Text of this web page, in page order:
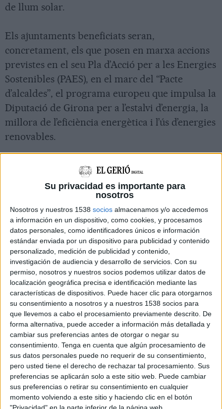
Su privacidad es importante para
nosotros
Nosotros y nuestros 1538 socios almacenamos y/o accedemos
a información en un dispositivo, como cookies, y procesamos
datos personales, como identificadores únicos e información
estándar enviada por un dispositivo para publicidad y contenido
personalizado, medición de publicidad y contenido,
investigación de audiencia y desarrollo de servicios. Con su
permiso, nosotros y nuestros socios podemos utilizar datos de
localización geográfica precisa e identificación mediante las
características de dispositivos. Puede hacer clic para otorgarnos
su consentimiento a nosotros y a nuestros 1538 socios para
que llevemos a cabo el procesamiento previamente descrito. De
forma alternativa, puede acceder a información más detallada y
cambiar sus preferencias antes de otorgar o negar su
consentimiento. Tenga en cuenta que algún procesamiento de
sus datos personales puede no requerir de su consentimiento,
pero usted tiene el derecho de rechazar tal procesamiento. Sus
preferencias se aplicarán solo a este sitio web. Puede cambiar
sus preferencias o retirar su consentimiento en cualquier
momento volviendo a este sitio y haciendo clic en el botón
"Privacidad" en la parte inferior de la página web.
de llum solar.
Els ajuntaments beneficiats seran,
concretament, els que posen en marxa accions
previstes en el seu Pla d’Acció per a les Energies
Sostenibles (PAES), en el marc del “Pacte
d’alcaldes”, el programa europeu que impulsa la
Diputació de Girona per a l’estalvi d’energia, la
millora de l’eficiència energètica i l’ús d’energies
renovables.
Segons ha assenyalat Miquel Calm,
vicepresident de la Diputació de Girona i
responsable de l’àrea de Medi Ambient, “hem
fet un esforç per atendre la necessitat dels
nostres ajuntaments d’abaixar les seves factures
energètiques. Aquesta inversió tindrà un retorn
econòmic directe i immediat, ja que, un cop
realitzades les accions subvencionades, l’estalvi
anual en consum energètic serà de 175.000
euros anuals. Invertim per estalviar i
recuperem la inversió en quatre anys. Són els
tipus d’inversions que ara cal prioritzar. A més,
la reducció de consum suposarà una reducció
de les emissions de CO2, que xifrem en 850
tones l’any”.
Instal·lació de calderes de biomassa